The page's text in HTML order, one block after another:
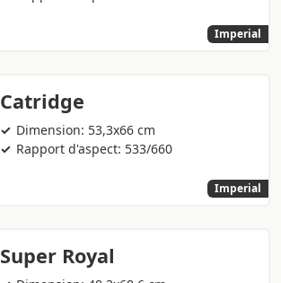
Imperial
Catridge
Dimension: 53,3x66 cm
Rapport d'aspect: 533/660
Imperial
Super Royal